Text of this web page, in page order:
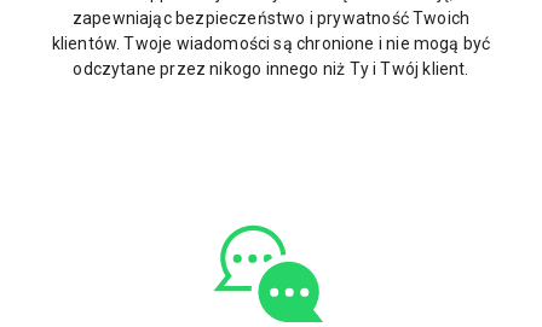
zapewniając bezpieczeństwo i prywatność Twoich
klientów. Twoje wiadomości są chronione i nie mogą być
odczytane przez nikogo innego niż Ty i Twój klient.